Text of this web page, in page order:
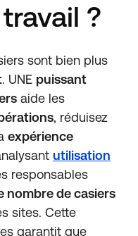
?
sont bien plus
. UNE puissant
aide les
, réduisez
expérience
utilisation
responsables
nombre de casiers
sites. Cette
garantit que